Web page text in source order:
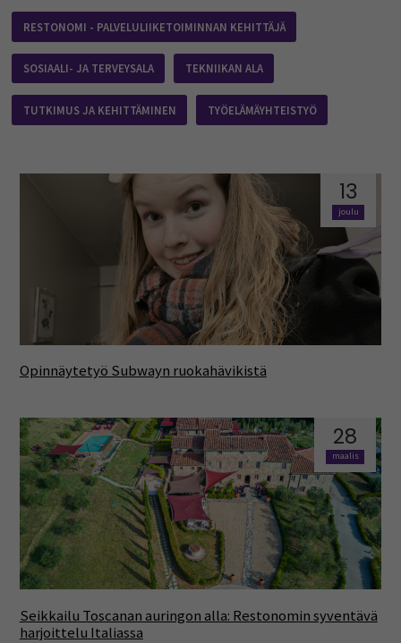
RESTONOMI - PALVELULIIKETOIMINNAN KEHITTÄJÄ
SOSIAALI- JA TERVEYSALA TEKNIIKAN ALA
TUTKIMUS JA KEHITTÄMINEN TYÖELÄMÄYHTEISTYÖ
13
joulu
Opinnäytetyö Subwayn ruokahävikistä
28
maalis
Seikkailu Toscanan auringon alla: Restonomin syventävä
harjoittelu Italiassa